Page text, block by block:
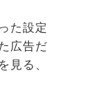
た設定
広告だ
見る、